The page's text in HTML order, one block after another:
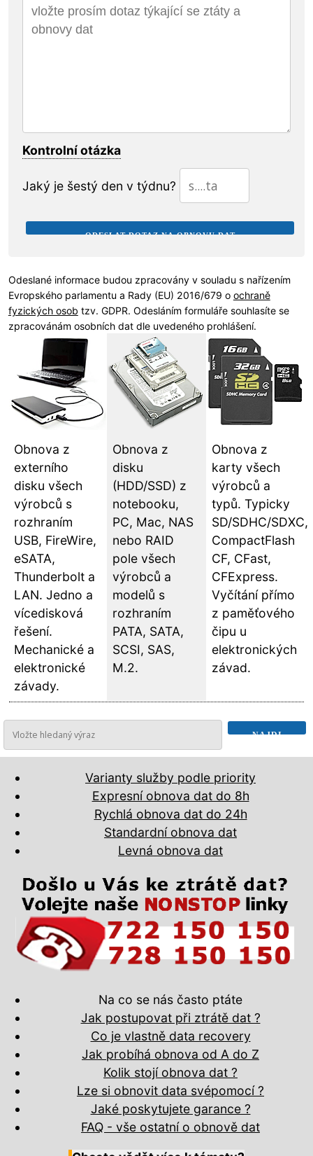
Kontrolní otázka
Jaký je šestý den v týdnu?
Odeslané informace budou zpracovány v souladu s nařízením
Evropského parlamentu a Rady (EU) 2016/679 o ochraně
fyzických osob tzv. GDPR. Odesláním formuláře souhlasíte se
zpracovánám osobních dat dle uvedeného prohlášení.
Obnova z
externího
disku všech
výrobců s
rozhraním
USB, FireWire,
eSATA,
Thunderbolt a
LAN. Jedno a
vícedisková
řešení.
Mechanické a
elektronické
závady.
Obnova z
disku
(HDD/SSD) z
notebooku,
PC, Mac, NAS
nebo RAID
pole všech
výrobců a
modelů s
rozhraním
PATA, SATA,
SCSI, SAS,
M.2.
Obnova z
karty všech
výrobců a
typů. Typicky
SD/SDHC/SDXC,
CompactFlash
CF, CFast,
CFExpress.
Vyčítání přímo
z paměťového
čipu u
elektronických
závad.
Varianty služby podle priority
Expresní obnova dat do 8h
Rychlá obnova dat do 24h
Standardní obnova dat
Levná obnova dat
Na co se nás často ptáte
Jak postupovat při ztrátě dat ?
Co je vlastně data recovery
Jak probíhá obnova od A do Z
Kolik stojí obnova dat ?
Lze si obnovit data svépomocí ?
Jaké poskytujete garance ?
FAQ - vše ostatní o obnově dat